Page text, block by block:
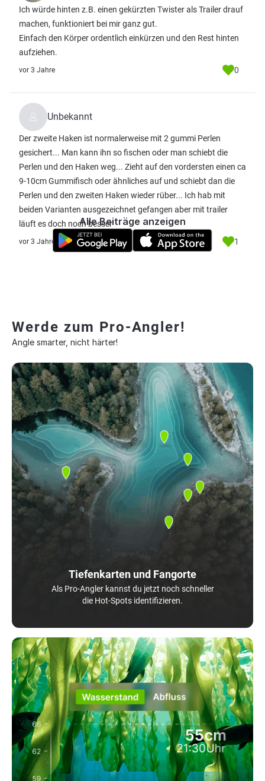
Ich würde hinten z.B. einen gekürzten Twister als Trailer drauf
machen, funktioniert bei mir ganz gut.
Einfach den Körper ordentlich einkürzen und den Rest hinten
aufziehen.
vor 3 Jahre 0
Unbekannt
Der zweite Haken ist normalerweise mit 2 gummi Perlen
gesichert... Man kann ihn so fischen oder man schiebt die
Perlen und den Haken weg... Zieht auf den vordersten einen ca
9-10cm Gummifisch oder ähnliches auf und schiebt dan die
Perlen und den zweiten Haken wieder rüber... Ich hab mit
beiden Varianten ausgezeichnet gefangen aber mit trailer
läuft es doch noch besser
vor 3 Jahre 1
Alle Beiträge anzeigen
Werde zum Pro-Angler!
Angle smarter, nicht härter!
Tiefenkarten und Fangorte
Als Pro-Angler kannst du jetzt noch schneller
die Hot-Spots identifizieren.